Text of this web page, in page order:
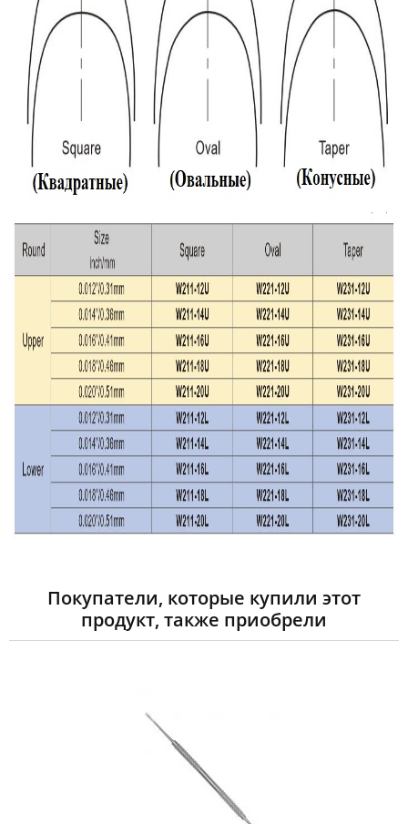
Покупатели, которые купили этот
продукт, также приобрели